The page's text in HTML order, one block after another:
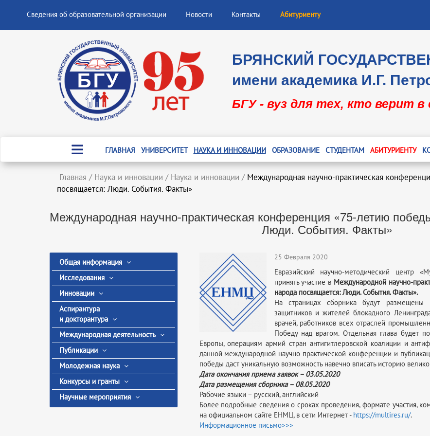
Сведения об образовательной организации Новости Контакты Абитуриенту
БРЯНСКИЙ
имени академика И.Г.
БГУ - вуз для тех, кто верит в
ГЛАВНАЯ УНИВЕРСИТЕТ НАУКА И ИННОВАЦИИ ОБРАЗОВАНИЕ СТУДЕНТАМ АБИТУРИЕНТУ
Главная / Наука и инновации / Наука и инновации / Международная научно-практическая
посвящается: Люди. События. Факты»
Международная научно-практическая конференция «75-летию
Люди. События. Факты»
Общая информация
Исследования
Инновации
Аспирантура
и докторантура
Международная деятельность
Публикации
Молодежная наука
Конкурсы и гранты
Научные мероприятия
25 Февраля 2020
Евразийский научно-методический центр
принять участие в Международной научно-
народа посвящается: Люди. События. Факты».
На страницах сборника будут размещены
защитников и жителей блокадного
врачей, работников всех отраслей
Победу над врагом. Отдельная глава будет
Европы, операциям армий стран антигитлеровской коалиции и
данной международной научно-практической конференции и
победы даст уникальную возможность навечно вписать историю
Дата окончания приема заявок – 03.05.2020
Дата размещения сборника – 08.05.2020
Рабочие языки – русский, английский
Более подробные сведения о сроках проведения, формате участия,
на официальном сайте ЕНМЦ, в сети Интернет - https://multires.ru/.
Информационное письмо>>>